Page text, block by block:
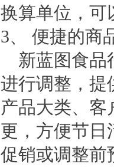
换算单位，可
3、 便捷的商
新蓝图食品
进行调整，提
产品大类、客
更，方便节日
促销或调整前